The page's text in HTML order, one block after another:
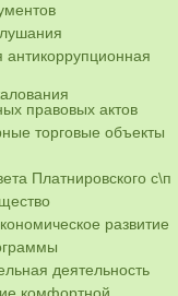
антикоррупционная
правовых актов
торговые объекты
Платнировского с\п
развитие
деятельность